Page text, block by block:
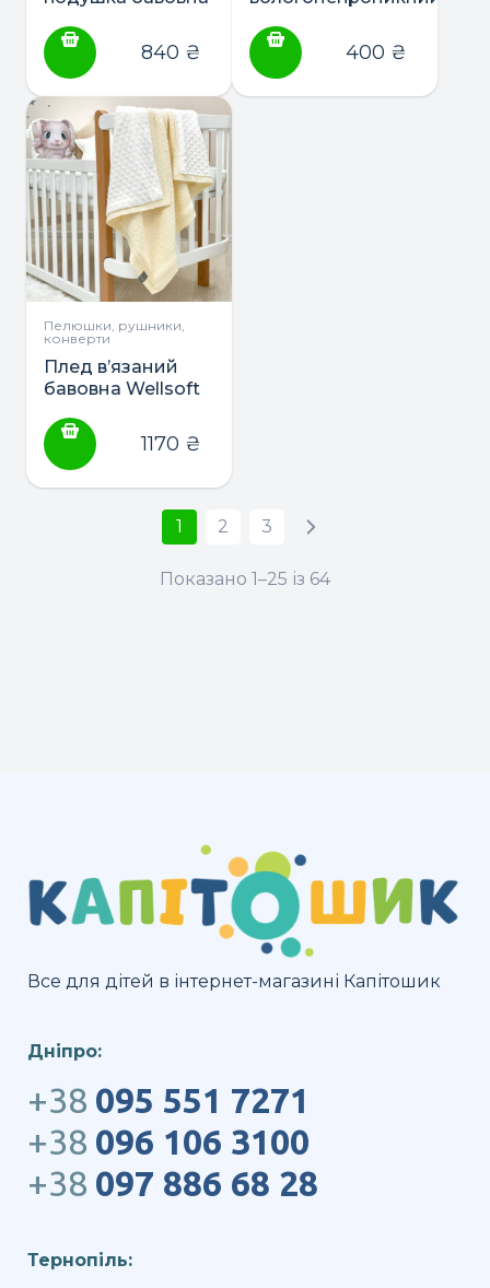
Соня
840 ₴
AguaStop
400 ₴
Пелюшки, рушники,
конверти
Плед в’язаний
бавовна Wellsoft
Маленька Соня
1170 ₴
1 2 3
Показано 1–25 із 64
Все для дітей в інтернет-магазині Капітошик
Дніпро:
+38 095 551 7271
+38 096 106 3100
+38 097 886 68 28
Тернопіль: